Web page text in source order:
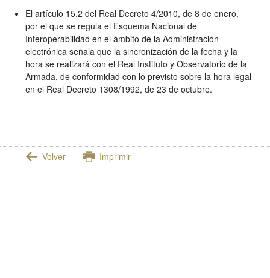
El artículo 15.2 del Real Decreto 4/2010, de 8 de enero,
por el que se regula el Esquema Nacional de
Interoperabilidad en el ámbito de la Administración
electrónica señala que la sincronización de la fecha y la
hora se realizará con el Real Instituto y Observatorio de la
Armada, de conformidad con lo previsto sobre la hora legal
en el Real Decreto 1308/1992, de 23 de octubre.
Volver Imprimir